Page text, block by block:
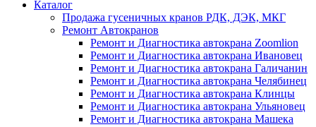
Каталог
Продажа гусеничных кранов РДК, ДЭК, МКГ
Ремонт Автокранов
Ремонт и Диагностика автокрана Zoomlion
Ремонт и Диагностика автокрана Ивановец
Ремонт и Диагностика автокрана Галичанин
Ремонт и Диагностика автокрана Челябинец
Ремонт и Диагностика автокрана Клинцы
Ремонт и Диагностика автокрана Ульяновец
Ремонт и Диагностика автокрана Машека